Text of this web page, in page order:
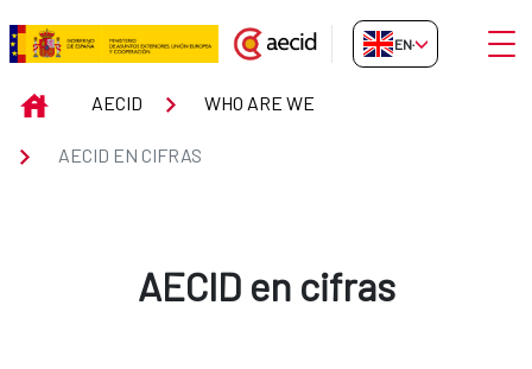
Skip to Main Content
AECID en cifras
EN-GB
INICIOAECID WHO ARE WE
AECID EN CIFRAS
AECID en cifras